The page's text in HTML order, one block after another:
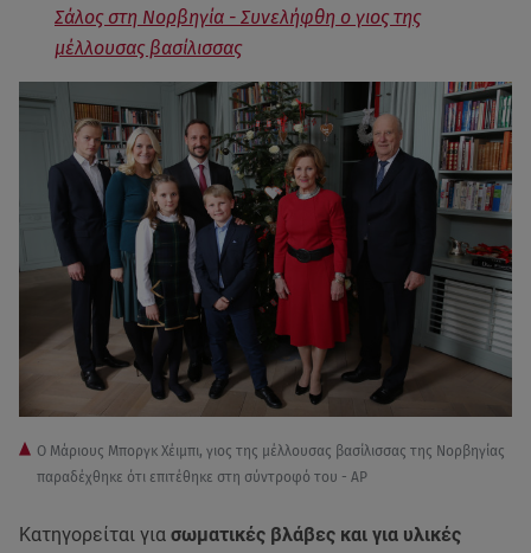
Σάλος στη Νορβηγία - Συνελήφθη ο γιος της
μέλλουσας βασίλισσας
Ο Μάριους Μποργκ Χέιμπι, γιος της μέλλουσας βασίλισσας της Νορβηγίας
παραδέχθηκε ότι επιτέθηκε στη σύντροφό του - AP
Κατηγορείται για σωματικές βλάβες και για υλικές